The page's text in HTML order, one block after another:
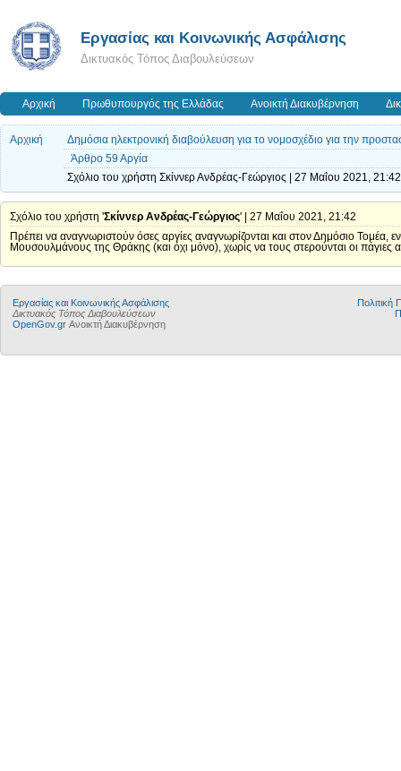
Εργασίας και Κοινωνικής Ασφάλισης
Δικτυακός Τόπος Διαβουλεύσεων
Αρχική Πρωθυπουργός της Ελλάδας Ανοικτή Διακυβέρνηση
Αρχική
Δημόσια ηλεκτρονική διαβούλευση για το νομοσχέδιο για την
Άρθρο 59 Αργία
Σχόλιο του χρήστη Σκίννερ Ανδρέας-Γεώργιος | 27 Μαΐου 2021, 21:42
Σχόλιο του χρήστη 'Σκίννερ Ανδρέας-Γεώργιος' | 27 Μαΐου 2021, 21:42
Πρέπει να αναγνωριστούν όσες αργίες αναγνωρίζονται και στον Δημόσιο Τομέα,
Μουσουλμάνους της Θράκης (και όχι μόνο), χωρίς να τους στερούνται οι πάγιες
Εργασίας και Κοινωνικής Ασφάλισης
Δικτυακός Τόπος Διαβουλεύσεων
OpenGov.gr Ανοικτή Διακυβέρνηση